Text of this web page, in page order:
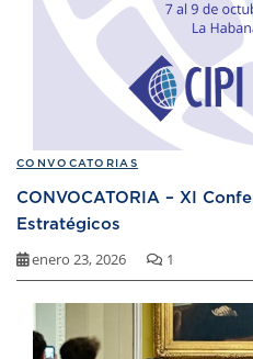
CONVOCATORIAS
CONVOCATORIA – XI
Estratégicos
enero 23, 2026 1